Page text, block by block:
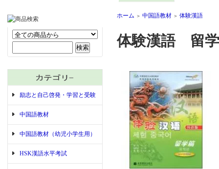
励志と自己啓発・学習と受験
中国語教材
中国語教材（幼児小学生用）
HSK漢語水平考試
ホーム ＞ 中国語教材 ＞ 体験漢語
体験漢語 留学